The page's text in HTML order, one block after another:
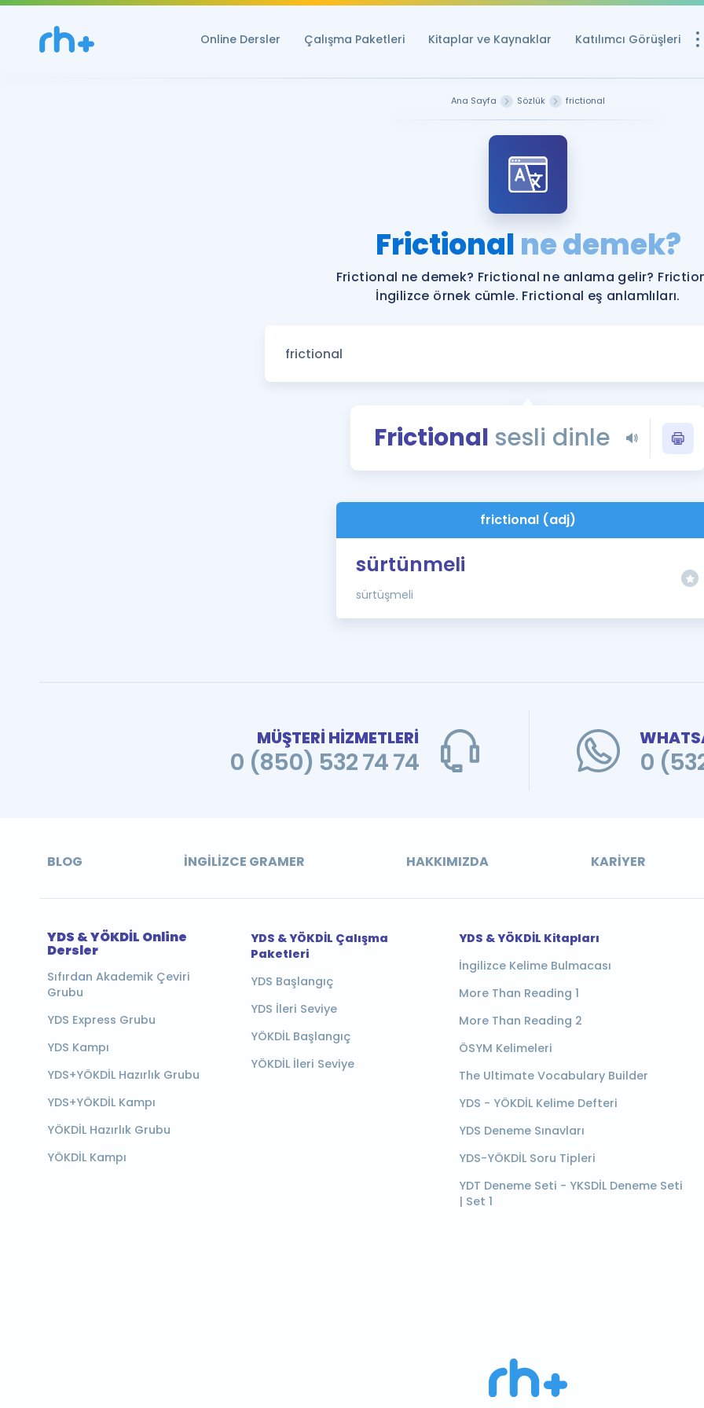
Online Dersler Çalışma Paketleri Kitaplar ve Kaynaklar Katılımcı Görüşleri
YDS ve YÖKDİL
YDS ve YÖKDİL'e
Tüm ÖSYM
YDS - YÖKDİL
İngilizce Gramer
Ana Sayfa Sözlük frictional
Frictionalne demek?
Frictional ne demek? Frictional ne anlama gelir?
İngilizce örnek cümle. Frictional eş anlamlıları.
Frictional sesli dinle
frictional (adj)
sürtünmeli
sürtüşmeli
MÜŞTERİ HİZMETLERİ
0 (850) 532 74 74 0
BLOG İNGILIZCE GRAMER HAKKIMIZDA KARIYER
YDS & YÖKDİL Online
Dersler
Sıfırdan Akademik Çeviri
Grubu
YDS Express Grubu
YDS Kampı
YDS+YÖKDİL Hazırlık Grubu
YDS+YÖKDİL Kampı
YÖKDİL Hazırlık Grubu
YÖKDİL Kampı
YDS & YÖKDİL Çalışma
Paketleri
YDS Başlangıç
YDS İleri Seviye
YÖKDİL Başlangıç
YÖKDİL İleri Seviye
YDS & YÖKDİL Kitapları
İngilizce Kelime Bulmacası
More Than Reading 1
More Than Reading 2
ÖSYM Kelimeleri
The Ultimate Vocabulary Builder
YDS - YÖKDİL Kelime Defteri
YDS Deneme Sınavları
YDS-YÖKDİL Soru Tipleri
YDT Deneme Seti - YKSDİL Deneme Seti
| Set 1